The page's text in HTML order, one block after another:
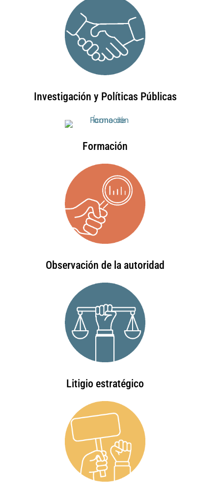
Investigación y Políticas Públicas
Formación
Observación de la autoridad
Litigio estratégico